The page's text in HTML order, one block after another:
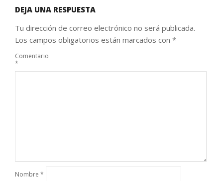
DEJA UNA RESPUESTA
Tu dirección de correo electrónico no será publicada.
Los campos obligatorios están marcados con *
Comentario
*
Nombre *